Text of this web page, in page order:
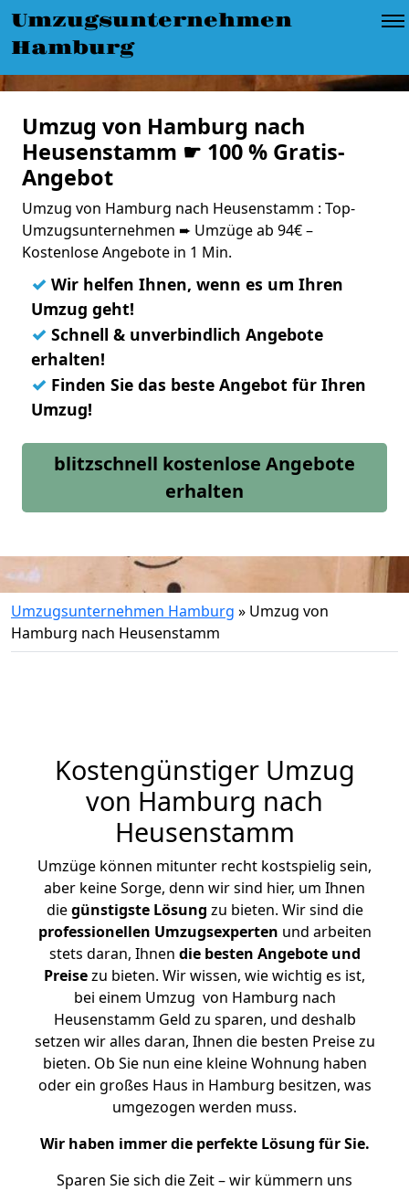
Umzugsunternehmen
Hamburg
Umzug von Hamburg nach
Heusenstamm ☛ 100 % Gratis-
Angebot
Umzug von Hamburg nach Heusenstamm : Top-
Umzugsunternehmen ➨ Umzüge ab 94€ –
Kostenlose Angebote in 1 Min.
✓ Wir helfen Ihnen, wenn es um Ihren
Umzug geht!
✓ Schnell & unverbindlich Angebote
erhalten!
✓ Finden Sie das beste Angebot für Ihren
Umzug!
blitzschnell kostenlose Angebote
erhalten
Umzugsunternehmen Hamburg » Umzug von
Hamburg nach Heusenstamm
Kostengünstiger Umzug
von Hamburg nach
Heusenstamm
Umzüge können mitunter recht kostspielig sein,
aber keine Sorge, denn wir sind hier, um Ihnen
diegünstigste Lösung zu bieten. Wir sind die
professionellen Umzugsexperten und arbeiten
stets daran, Ihnen die besten Angebote und
Preisezu bieten. Wir wissen, wie wichtig es ist,
bei einem Umzug von Hamburg nach
Heusenstamm Geld zu sparen, und deshalb
setzen wir alles daran, Ihnen die besten Preise zu
bieten. Ob Sie nun eine kleine Wohnung haben
oder ein großes Haus in Hamburg besitzen, was
umgezogen werden muss.
Wir haben immer die perfekte Lösung für Sie.
Sparen Sie sich die Zeit – wir kümmern uns